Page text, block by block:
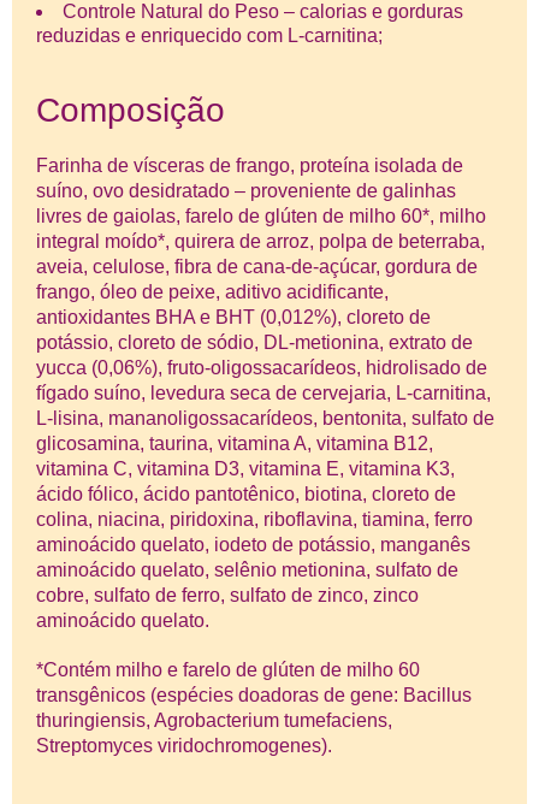
Controle Natural do Peso – calorias e gorduras
reduzidas e enriquecido com L-carnitina;
Composição
Farinha de vísceras de frango, proteína isolada de
suíno, ovo desidratado – proveniente de galinhas
livres de gaiolas, farelo de glúten de milho 60*, milho
integral moído*, quirera de arroz, polpa de beterraba,
aveia, celulose, fibra de cana-de-açúcar, gordura de
frango, óleo de peixe, aditivo acidificante,
antioxidantes BHA e BHT (0,012%), cloreto de
potássio, cloreto de sódio, DL-metionina, extrato de
yucca (0,06%), fruto-oligossacarídeos, hidrolisado de
fígado suíno, levedura seca de cervejaria, L-carnitina,
L-lisina, mananoligossacarídeos, bentonita, sulfato de
glicosamina, taurina, vitamina A, vitamina B12,
vitamina C, vitamina D3, vitamina E, vitamina K3,
ácido fólico, ácido pantotênico, biotina, cloreto de
colina, niacina, piridoxina, riboflavina, tiamina, ferro
aminoácido quelato, iodeto de potássio, manganês
aminoácido quelato, selênio metionina, sulfato de
cobre, sulfato de ferro, sulfato de zinco, zinco
aminoácido quelato.
*Contém milho e farelo de glúten de milho 60
transgênicos (espécies doadoras de gene: Bacillus
thuringiensis, Agrobacterium tumefaciens,
Streptomyces viridochromogenes).